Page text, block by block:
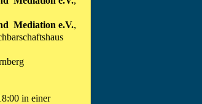
Mediation e.V.,
in einer